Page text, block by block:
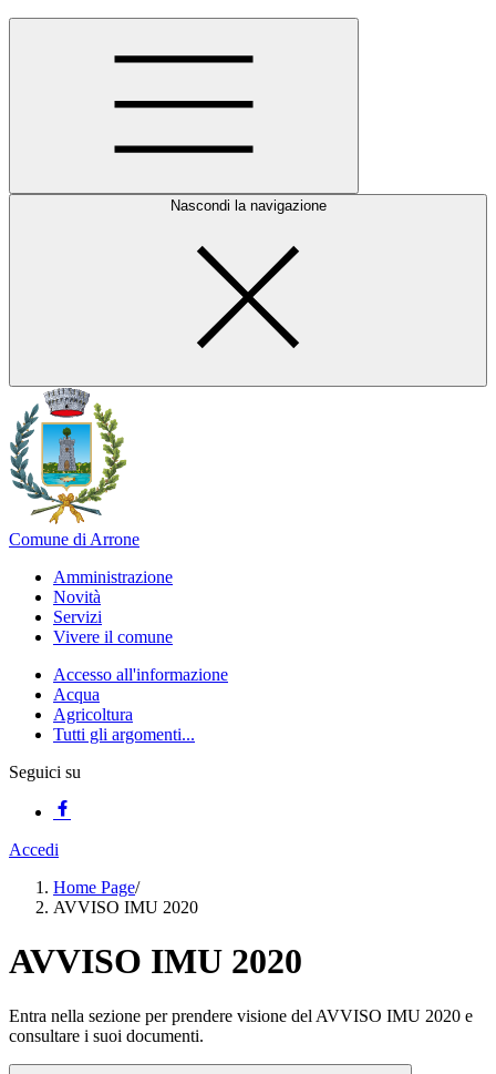
Nascondi la navigazione
Comune di Arrone
Amministrazione
Novità
Servizi
Vivere il comune
Accesso all'informazione
Acqua
Agricoltura
Tutti gli argomenti...
Seguici su
Accedi
Home Page/
AVVISO IMU 2020
AVVISO IMU 2020
Entra nella sezione per prendere visione del AVVISO IMU 2020 e
consultare i suoi documenti.